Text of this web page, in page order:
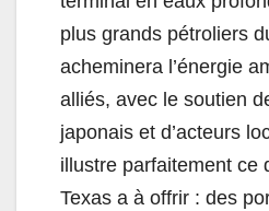
plus grands pétroliers
acheminera l’énergie
alliés, avec le soutien
japonais et d’acteurs
illustre parfaitement ce
Texas a à offrir : des